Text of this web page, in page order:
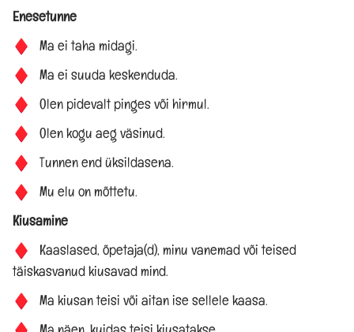
GRUPINÕUSTAMINE
Koolituskeskus
Kontakt
Meie keskus
Enesetunne
Ma ei taha midagi.
Ma ei suuda keskenduda.
Olen pidevalt pinges või hirmul.
Olen kogu aeg väsinud.
Tunnen end üksildasena.
Mu elu on mõttetu.
Kiusamine
Kaaslased, õpetaja(d), minu vanemad või teised
täiskasvanud kiusavad mind.
Ma kiusan teisi või aitan ise sellele kaasa.